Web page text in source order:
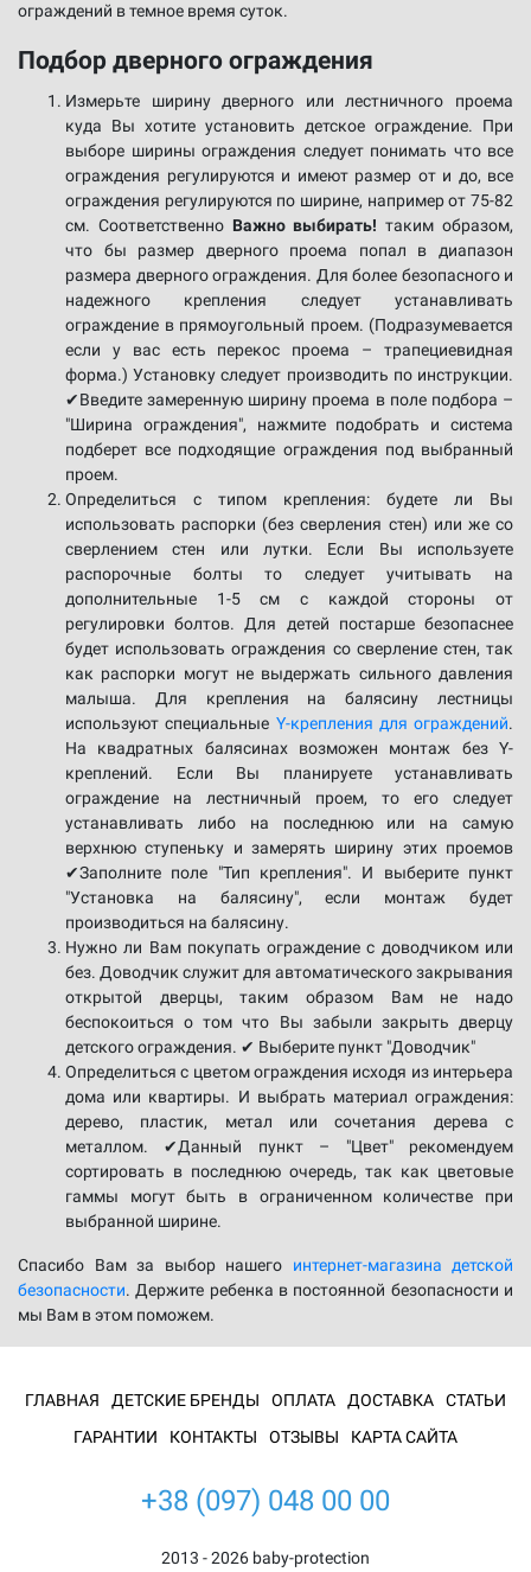
ограждений в темное время суток.
Подбор дверного ограждения
Измерьте ширину дверного или лестничного проема
куда Вы хотите установить детское ограждение. При
выборе ширины ограждения следует понимать что все
ограждения регулируются и имеют размер от и до, все
ограждения регулируются по ширине, например от 75-82
см. Соответственно Важно выбирать! таким образом,
что бы размер дверного проема попал в диапазон
размера дверного ограждения. Для более безопасного и
надежного крепления следует устанавливать
ограждение в прямоугольный проем. (Подразумевается
если у вас есть перекос проема – трапециевидная
форма.) Установку следует производить по инструкции.
✔Введите замеренную ширину проема в поле подбора –
"Ширина ограждения", нажмите подобрать и система
подберет все подходящие ограждения под выбранный
проем.
Определиться с типом крепления: будете ли Вы
использовать распорки (без сверления стен) или же со
сверлением стен или лутки. Если Вы используете
распорочные болты то следует учитывать на
дополнительные 1-5 см с каждой стороны от
регулировки болтов. Для детей постарше безопаснее
будет использовать ограждения со сверление стен, так
как распорки могут не выдержать сильного давления
малыша. Для крепления на балясину лестницы
используют специальные Y-крепления для ограждений.
На квадратных балясинах возможен монтаж без Y-
креплений. Если Вы планируете устанавливать
ограждение на лестничный проем, то его следует
устанавливать либо на последнюю или на самую
верхнюю ступеньку и замерять ширину этих проемов
✔Заполните поле "Тип крепления". И выберите пункт
"Установка на балясину", если монтаж будет
производиться на балясину.
Нужно ли Вам покупать ограждение с доводчиком или
без. Доводчик служит для автоматического закрывания
открытой дверцы, таким образом Вам не надо
беспокоиться о том что Вы забыли закрыть дверцу
детского ограждения. ✔ Выберите пункт "Доводчик"
Определиться с цветом ограждения исходя из интерьера
дома или квартиры. И выбрать материал ограждения:
дерево, пластик, метал или сочетания дерева с
металлом. ✔Данный пункт – "Цвет" рекомендуем
сортировать в последнюю очередь, так как цветовые
гаммы могут быть в ограниченном количестве при
выбранной ширине.
Спасибо Вам за выбор нашего интернет-магазина детской
безопасности. Держите ребенка в постоянной безопасности и
мы Вам в этом поможем.
ГЛАВНАЯ ДЕТСКИЕ БРЕНДЫ ОПЛАТА ДОСТАВКА
СТАТЬИ
ГАРАНТИИ
КОНТАКТЫ ОТЗЫВЫ КАРТА САЙТА
+38 (097) 048 00 00
2013 - 2026 baby-protection